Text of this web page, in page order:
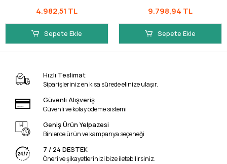
4.982,51 TL
Sepete Ekle
9.798,94 TL
Sepete Ekle
Hızlı Teslimat
Siparişleriniz en kısa sürede elinize ulaşır.
Güvenli Alışveriş
Güvenli ve kolay ödeme sistemi
Geniş Ürün Yelpazesi
Binlerce ürün ve kampanya seçeneği
7 / 24 DESTEK
Öneri ve şikayetlerinizi bize iletebilirsiniz.